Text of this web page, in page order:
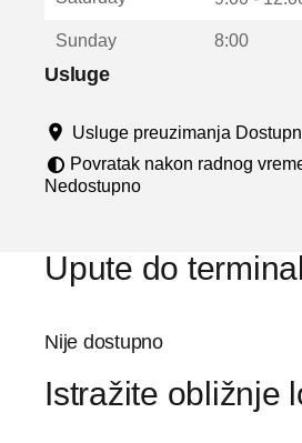
u
Sunday 8:00
Usluge
Usluge preuzimanja
Povratak nakon radnog
Nedostupno
Upute do
Nije dostupno
Istražite obližnje